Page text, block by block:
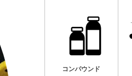
コンパウンド